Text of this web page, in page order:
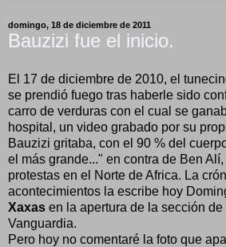
domingo, 18 de diciembre de 2011
Bauzizi fue el inicio.
El 17 de diciembre de 2010, el
se prendió fuego tras haberle sido
carro de verduras con el cual se
hospital, un video grabado por su
Bauzizi gritaba, con el 90 % del
el más grande..." en contra de Ben
protestas en el Norte de Africa. La
acontecimientos la escribe hoy
Xaxas en la apertura de la sección
Vanguardia.
Pero hoy no comentaré la foto que